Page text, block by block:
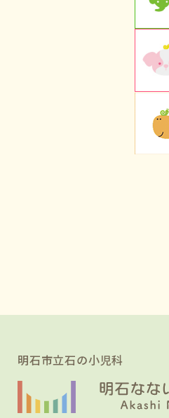
明石市立石の小児科